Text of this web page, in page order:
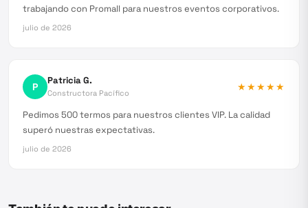
trabajando con Promall para nuestros eventos corporativos.
julio de 2026
P Patricia G.
Constructora Pacífico
★★★★★
Pedimos 500 termos para nuestros clientes VIP. La calidad
superó nuestras expectativas.
julio de 2026